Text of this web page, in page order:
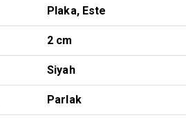
Plaka, Este
2 cm
Siyah
Parlak